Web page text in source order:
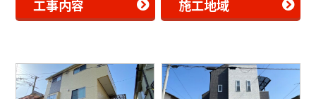
工事内容 施工地域